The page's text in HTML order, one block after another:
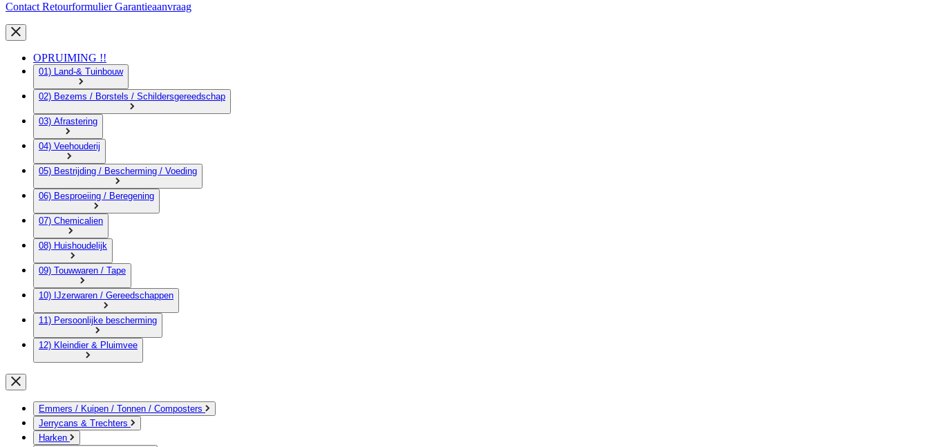
Contact RetourformulierGarantieaanvraag
OPRUIMING !!
01) Land-& Tuinbouw
02) Bezems / Borstels / Schildersgereedschap
03) Afrastering
04) Veehouderij
05) Bestrijding / Bescherming / Voeding
06) Besproeiing / Beregening
07) Chemicalien
08) Huishoudelijk
09) Touwwaren / Tape
10) IJzerwaren / Gereedschappen
11) Persoonlijke bescherming
12) Kleindier & Pluimvee
Emmers / Kuipen / Tonnen / Composters
Jerrycans & Trechters
Harken